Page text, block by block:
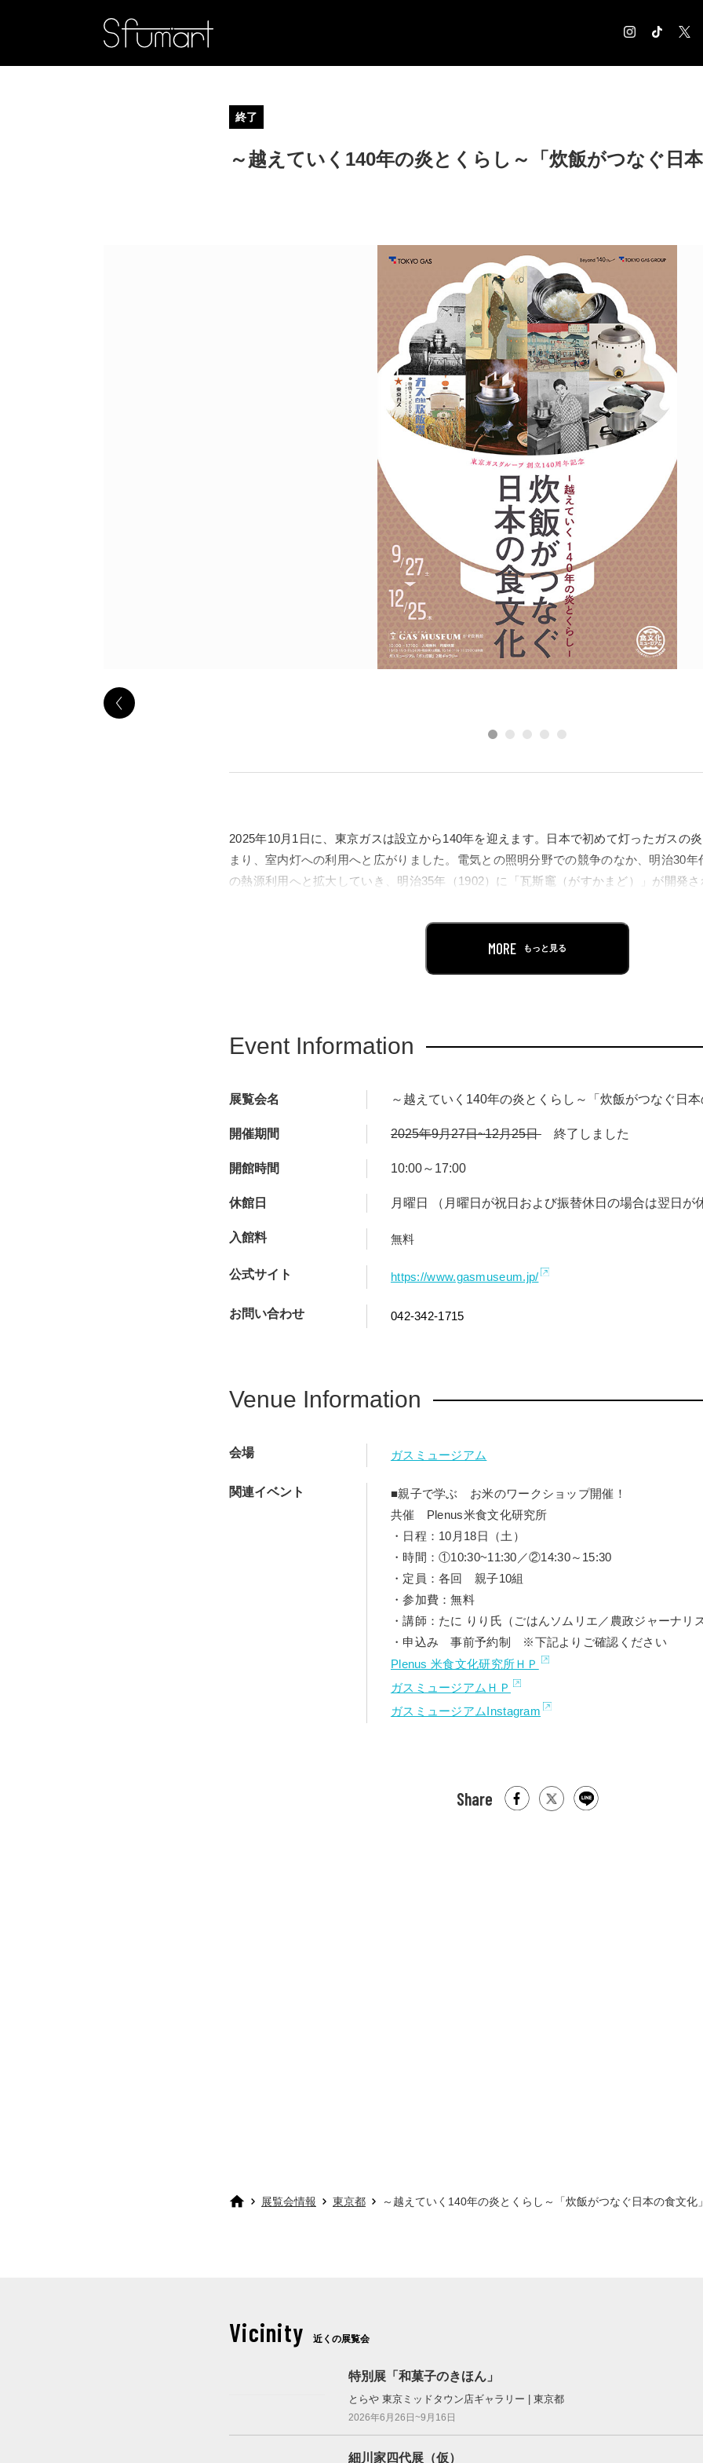
EXHIBITION 展覧会情報
CONTACT お問合せ
POLICY COMPANY
終了
～越えていく140年の炎とくらし～「炊飯がつなぐ日
2025年10月1日に、東京ガスは設立から140年を迎えます。日本で初めて灯ったガスの
まり、室内灯への利用へと広がりました。電気との照明分野での競争のなか、明治30
の熱源利用へと拡大していき、明治35年（1902）に「瓦斯竈（がすかまど）」が開発
和30年（1955）には自動式電気炊飯器が普及し、昭和47年（1972）にジャー機能を搭
すると、炊いたご飯を長時間一台の製品で保温できる利点が受け入れられ、電気炊飯
で、食事ごとに炊飯を行うなど利便性をアップしてきました。
の炎と私たちの暮らしとの関わりについてお伝えします。
MORE もっと見る
Event Information
展覧会名 ～越えていく140年の炎とくらし～「炊飯がつなぐ日
開催期間 2025年9月27日~12月25日 終了しました
開館時間 10:00～17:00
休館日 月曜日 （月曜日が祝日および振替休日の場合は翌日が
入館料 無料
公式サイト https://www.gasmuseum.jp/
お問い合わせ 042-342-1715
Venue Information
会場 ガスミュージアム
関連イベント
■親子で学ぶ お米のワークショップ開催！
共催 Plenus米食文化研究所
・日程：10月18日（土）
・時間：①10:30~11:30／②14:30～15:30
・定員：各回 親子10組
・参加費：無料
・講師：たに りり氏（ごはんソムリエ／農政ジャーナリ
・申込み 事前予約制 ※下記よりご確認ください
Plenus 米食文化研究所ＨＰ
ガスミュージアムＨＰ
ガスミュージアムInstagram
Share
展覧会情報 東京都 ～越えていく140年の炎とくらし～「炊飯がつなぐ日本の食文化
Vicinity 近くの展覧会
特別展「和菓子のきほん」
とらや 東京ミッドタウン店ギャラリー | 東京都
2026年6月26日~9月16日
細川家四代展（仮）